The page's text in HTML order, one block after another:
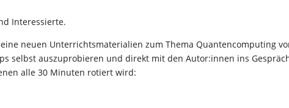
Interessierte.
neuen Unterrichtsmaterialien zum Thema Quantencomputing
selbst auszuprobieren und direkt mit den Autor:innen ins
alle 30 Minuten rotiert wird: